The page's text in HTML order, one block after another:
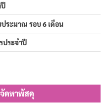
ปี
ระมาณ รอบ 6 เดือน
ประจำปี
ดหาพัสดุ